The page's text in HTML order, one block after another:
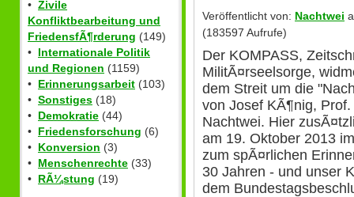
• Zivile
Konfliktbearbeitung und
FriedensfÃ¶rderung (149)
• Internationale Politik
und Regionen (1159)
• Erinnerungsarbeit (103)
• Sonstiges (18)
• Demokratie (44)
• Friedensforschung (6)
• Konversion (3)
• Menschenrechte (33)
• RÃ¼stung (19)
Veröffentlicht von: Nachtwei
(183597 Aufrufe)
Der KOMPASS,
MilitÃ¤rseelsorge,
dem Streit um die
von Josef KÃ¶nig,
Nachtwei. Hier
am 19. Oktober 2013
zum spÃ¤rlichen
30 Jahren - und unser
dem